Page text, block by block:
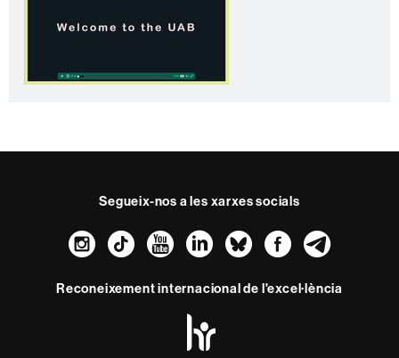
Segueix-nos a les xarxes socials
Instagram
TikTokYouTube
LinkedIn
Bluesky
Reconeixement internacional de l'excel·lència